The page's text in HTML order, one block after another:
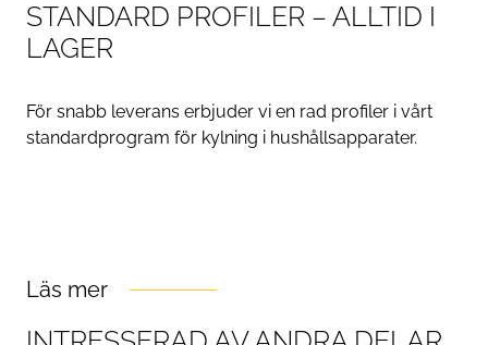
STANDARD PROFILER – ALLTID I
LAGER
För snabb leverans erbjuder vi en rad profiler i vårt
standardprogram för kylning i hushållsapparater.
Läs mer